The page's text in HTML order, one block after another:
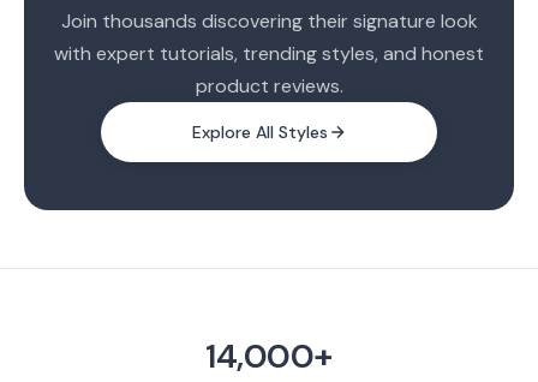
Join thousands discovering their signature look
with expert tutorials, trending styles, and honest
product reviews.
Explore All Styles
14,000+